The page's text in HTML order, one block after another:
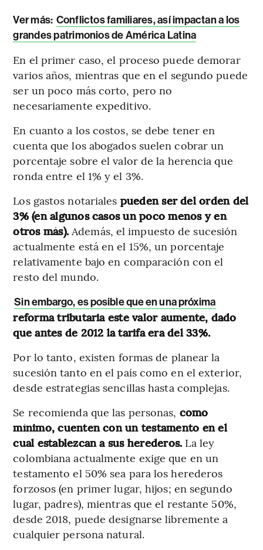
Ver más: Conflictos familiares, así impactan a los
grandes patrimonios de América Latina
En el primer caso, el proceso puede demorar
varios años, mientras que en el segundo puede
ser un poco más corto, pero no
necesariamente expeditivo.
En cuanto a los costos, se debe tener en
cuenta que los abogados suelen cobrar un
porcentaje sobre el valor de la herencia que
ronda entre el 1% y el 3%.
Los gastos notariales pueden ser del orden del
3% (en algunos casos un poco menos y en
otros más). Además, el impuesto de sucesión
actualmente está en el 15%, un porcentaje
relativamente bajo en comparación con el
resto del mundo.
Sin embargo, es posible que en una próxima
reforma tributaria este valor aumente, dado
que antes de 2012 la tarifa era del 33%.
Por lo tanto, existen formas de planear la
sucesión tanto en el país como en el exterior,
desde estrategias sencillas hasta complejas.
Se recomienda que las personas, como
mínimo, cuenten con un testamento en el
cual establezcan a sus herederos. La ley
colombiana actualmente exige que en un
testamento el 50% sea para los herederos
forzosos (en primer lugar, hijos; en segundo
lugar, padres), mientras que el restante 50%,
desde 2018, puede designarse libremente a
cualquier persona natural.